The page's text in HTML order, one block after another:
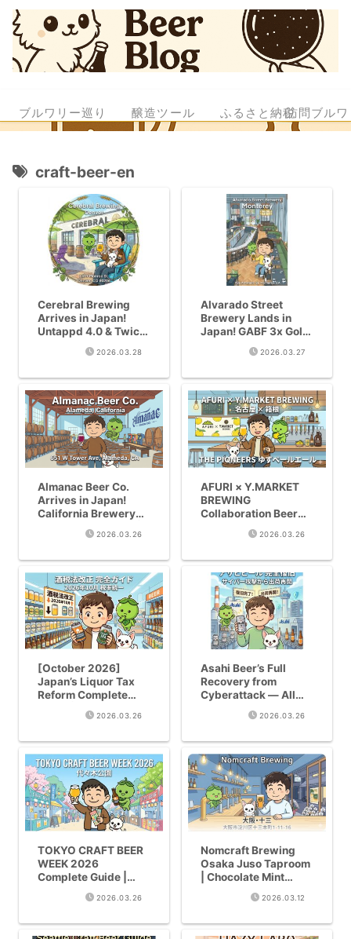
ブルワリー巡り 醸造ツール ふるさと納税訪問ブル
craft-beer-en
Cerebral Brewing
Arrives in Japan!
Untappd 4.0 & Twice
Named Best Brewery
by Axios | Top 82026.03.28
Alvarado Street
Brewery Lands in
Japan! GABF 3x Gold
Winner | Mai Tai P.A.
Untappd 3.942026.03.27
Almanac Beer Co.
Arrives in Japan!
California Brewery
with Untappd 3.98 |
Top 4 Beers2026.03.26
AFURI × Y.MARKET
BREWING
Collaboration Beer
“THE PIONEERS”
Complete Guide |
Buy & Development
Story
2026.03.26
[October 2026]
Japan’s Liquor Tax
Reform Complete
Guide | How Beer Tax
Unification Will2026.03.26
Asahi Beer’s Full
Recovery from
Cyberattack — All
Products Resume
Shipping April 7 |
Industry
2026.03.26
TOKYO CRAFT BEER
WEEK 2026
Complete Guide |
Dates, Tickets,
Highlights & Tips for
2026.03.26
Nomcraft Brewing
Osaka Juso Taproom
| Chocolate Mint
2026.03.12